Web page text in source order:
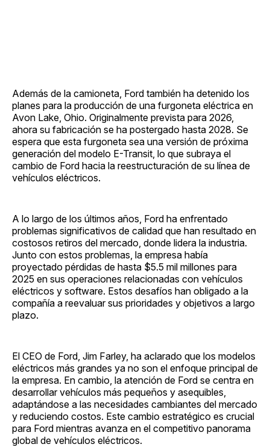
Además de la camioneta, Ford también ha detenido los
planes para la producción de una furgoneta eléctrica en
Avon Lake, Ohio. Originalmente prevista para 2026,
ahora su fabricación se ha postergado hasta 2028. Se
espera que esta furgoneta sea una versión de próxima
generación del modelo E-Transit, lo que subraya el
cambio de Ford hacia la reestructuración de su línea de
vehículos eléctricos.
A lo largo de los últimos años, Ford ha enfrentado
problemas significativos de calidad que han resultado en
costosos retiros del mercado, donde lidera la industria.
Junto con estos problemas, la empresa había
proyectado pérdidas de hasta $5.5 mil millones para
2025 en sus operaciones relacionadas con vehículos
eléctricos y software. Estos desafíos han obligado a la
compañía a reevaluar sus prioridades y objetivos a largo
plazo.
El CEO de Ford, Jim Farley, ha aclarado que los modelos
eléctricos más grandes ya no son el enfoque principal de
la empresa. En cambio, la atención de Ford se centra en
desarrollar vehículos más pequeños y asequibles,
adaptándose a las necesidades cambiantes del mercado
y reduciendo costos. Este cambio estratégico es crucial
para Ford mientras avanza en el competitivo panorama
global de vehículos eléctricos.